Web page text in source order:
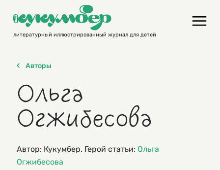
contentлитературный иллюстрированный журнал для детей
Авторы
Ольга
Огжибесова
Автор: Кукумбер. Герой статьи: Ольга
Огжибесова